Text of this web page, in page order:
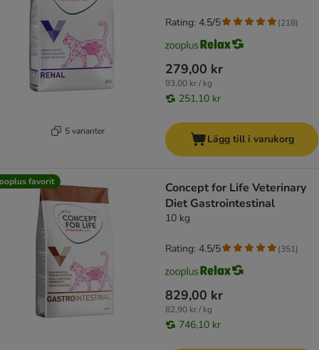
5 varianter
279,00 kr
93,00 kr / kg
251,10 kr
Rating: 4.5/5 (218)
Lägg till i varukorg
favorit
Concept for Life Veterinary
Diet Gastrointestinal
10 kg
829,00 kr
82,90 kr / kg
746,10 kr
Rating: 4.5/5 (351)